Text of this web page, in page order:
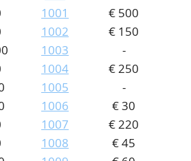
1001
€ 500
1002
€ 150
1003
-
1004
€ 250
1005
-
1006
€ 30
1007
€ 220
1008
€ 45